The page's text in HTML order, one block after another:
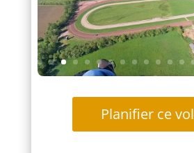
Planifier ce vol